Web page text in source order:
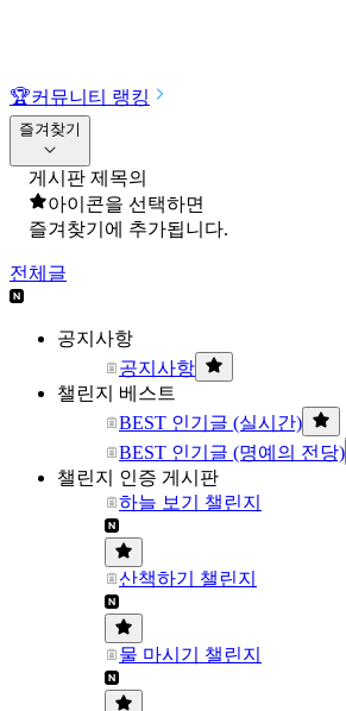
🏆커뮤니티 랭킹
즐겨찾기
게시판 제목의
아이콘을 선택하면
즐겨찾기에 추가됩니다.
전체글
공지사항
공지사항
챌린지 베스트
BEST 인기글 (실시간)
BEST 인기글 (명예의 전당)
챌린지 인증 게시판
하늘 보기 챌린지
산책하기 챌린지
물 마시기 챌린지